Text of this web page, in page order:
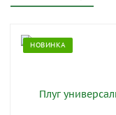
НОВИНКА